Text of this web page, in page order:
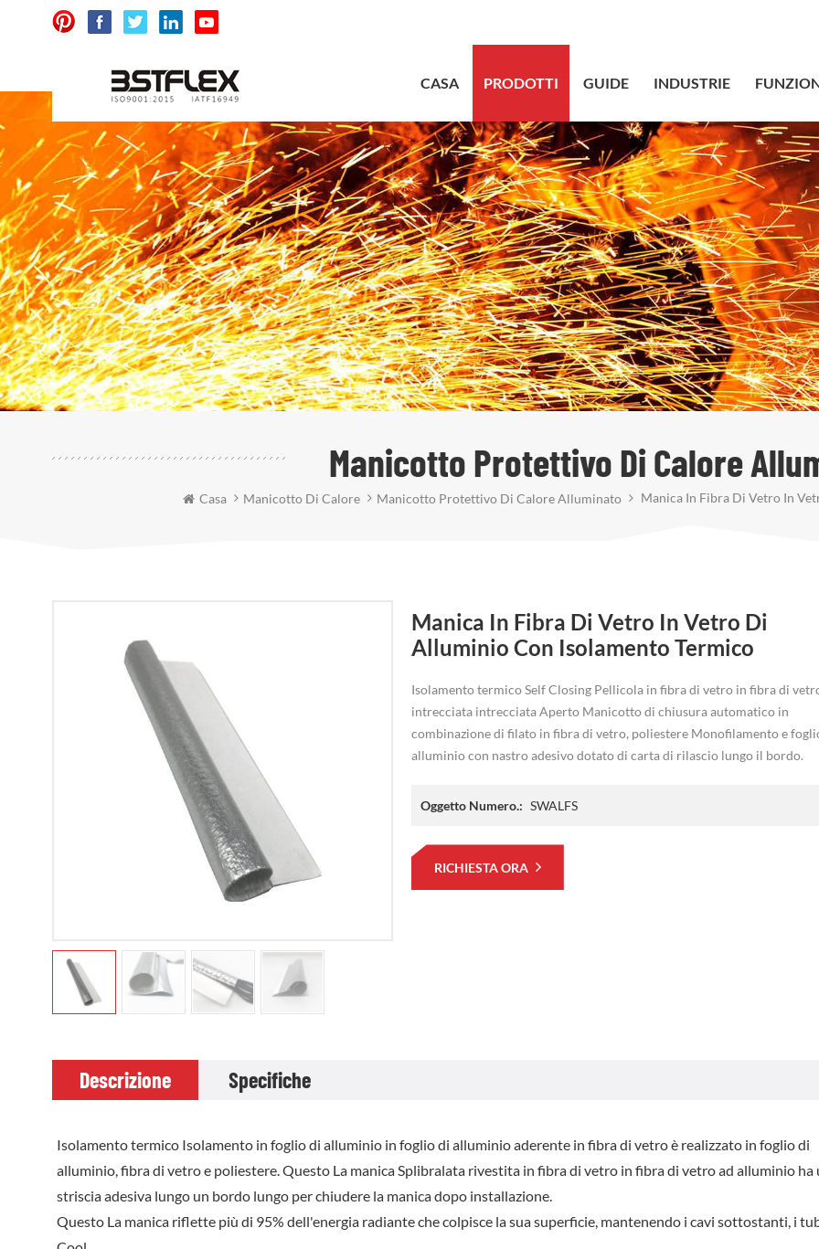
CASA PRODOTTI GUIDE INDUSTRIE
Manicotto Protettivo Di Calore
Casa Manicotto Di Calore Manicotto Protettivo Di Calore Alluminato Manica In Fibra Di Vetro In
Manica In Fibra Di Vetro In Vetro Di
Alluminio Con Isolamento Termico
Isolamento termico Self Closing Pellicola in fibra di vetro in fibra di
intrecciata intrecciata Aperto Manicotto di chiusura automatico in
combinazione di filato in fibra di vetro, poliestere Monofilamento e
alluminio con nastro adesivo dotato di carta di rilascio lungo il bordo.
Oggetto Numero.: SWALFS
RICHIESTA ORA
Descrizione Specifiche
Isolamento termico Isolamento in foglio di alluminio in foglio di alluminio aderente in fibra di vetro è realizzato in foglio di
alluminio, fibra di vetro e poliestere. Questo La manica Splibralata rivestita in fibra di vetro in fibra di vetro ad alluminio ha
striscia adesiva lungo un bordo lungo per chiudere la manica dopo installazione.
Questo La manica riflette più di 95% dell'energia radiante che colpisce la sua superficie, mantenendo i cavi sottostanti, i